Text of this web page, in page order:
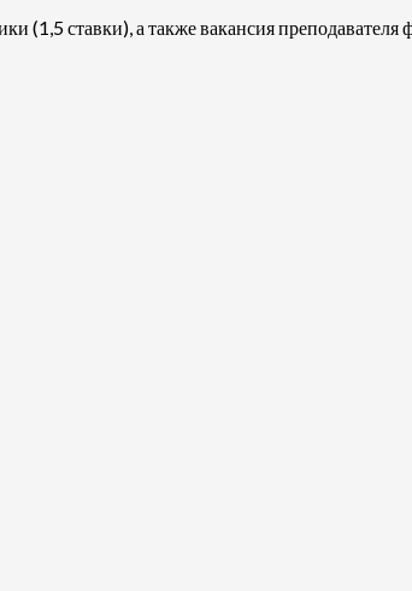
(1,5 ставки), а также вакансия преподавателя